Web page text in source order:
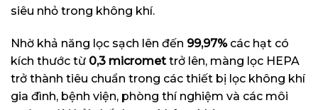
siêu nhỏ trong không khí.
Nhờ khả năng lọc sạch lên đến 99,97%các hạt có
kích thước từ 0,3 micromet trở lên, màng lọc HEPA
trở thành tiêu chuẩn trong các thiết bị lọc không khí
gia đình, bệnh viện, phòng thí nghiệm và các môi